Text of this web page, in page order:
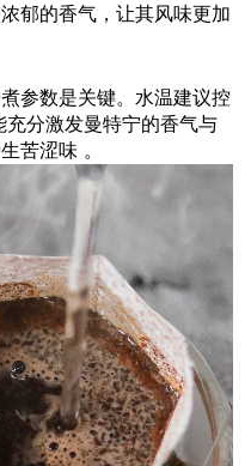
郁的香气，让其风味更加
参数是关键。水温建议控
分激发曼特宁的香气与
苦涩味 。